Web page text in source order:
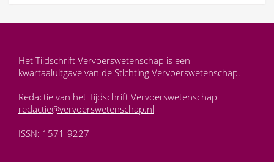
Het Tijdschrift Vervoerswetenschap is een
kwartaaluitgave van de Stichting Vervoerswetenschap.
Redactie van het Tijdschrift Vervoerswetenschap
redactie@vervoerswetenschap.nl
ISSN: 1571-9227